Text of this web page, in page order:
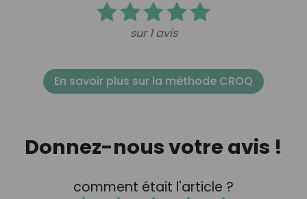
sur 1 avis
En savoir plus sur la méthode CROQ
Donnez-nous votre avis !
comment était l'article ?